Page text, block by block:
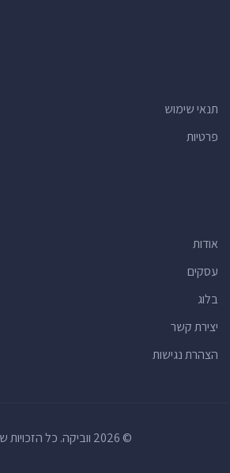
תנאי שימוש
פרטיות
אודות
עסקים
בלוג
יצירת קשר
הצהרת נגישות
© 2026 ווביקה. כל הזכויות שמורות